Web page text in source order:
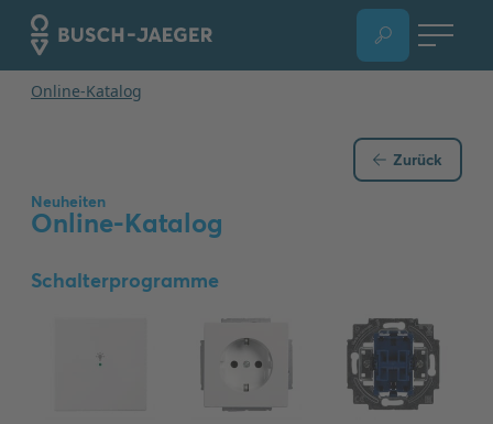
Zurück
Neuheiten
Online-Katalog
Schalterprogramme